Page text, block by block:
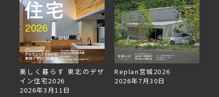
美しく暮らす 東北のデザ
イン住宅2026
2026年3月11日
Replan宮城2026
2026年7月30日